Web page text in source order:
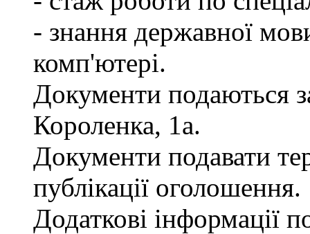
- знання державної
комп'ютері.
Документи подаються
Короленка, 1а.
Документи подавати
публікації оголошення.
Додаткові інформації